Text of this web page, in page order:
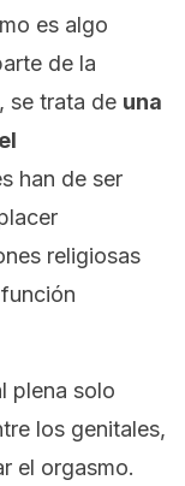
es algo
de la
se trata de una
han de ser
religiosas
plena solo
los genitales,
el orgasmo.